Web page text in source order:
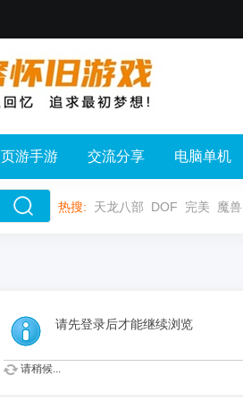
页游手游 交流分享 电脑单机
热搜: 天龙八部 DOF 完美 魔兽
请先登录后才能继续浏览
请稍候...